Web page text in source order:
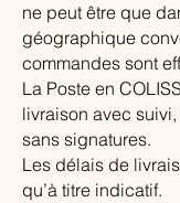
ne peut être que
géographique
commandes sont
La Poste en
livraison avec
sans signatures.
Les délais de
qu’à titre indicatif.